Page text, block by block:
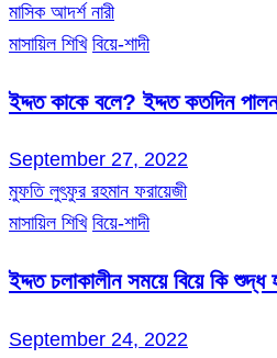
মাসিক আদর্শ নারী
মাসায়িল শিখি বিয়ে-শাদী
ইদ্দত কাকে বলে? ইদ্দত কতদিন
September 27, 2022
মুফতি লুৎফুর রহমান ফরায়েজী
মাসায়িল শিখি বিয়ে-শাদী
ইদ্দত চলাকালীন সময়ে বিয়ে কি শুদ্ধ
September 24, 2022